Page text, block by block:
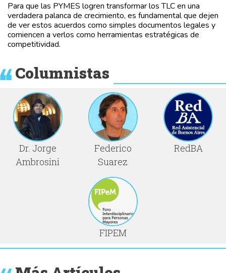
Para que las PYMES logren transformar los TLC en una
verdadera palanca de crecimiento, es fundamental que dejen
de ver estos acuerdos como simples documentos legales y
comiencen a verlos como herramientas estratégicas de
competitividad.
Columnistas
Dr. Jorge
Ambrosini
Federico
Suarez
RedBA
FIPEM